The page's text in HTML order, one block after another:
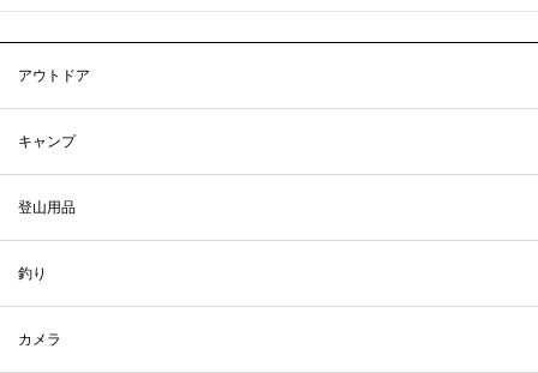
アウトドア
キャンプ
登山用品
釣り
カメラ